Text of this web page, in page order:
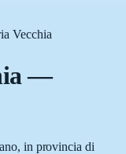
Vecchia
—
in provincia di